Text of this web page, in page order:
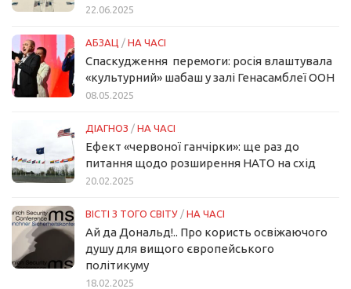
22.06.2025
АБЗАЦ / НА ЧАСІ
Спаскудження перемоги: росія влаштувала
«культурний» шабаш у залі Генасамблеї ООН
08.05.2025
ДІАГНОЗ / НА ЧАСІ
Ефект «червоної ганчірки»: ще раз до
питання щодо розширення НАТО на схід
20.02.2025
ВІСТІ З ТОГО СВІТУ / НА ЧАСІ
Ай да Дональд!.. Про користь освіжаючого
душу для вищого європейського
політикуму
18.02.2025